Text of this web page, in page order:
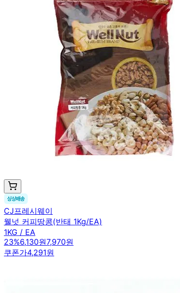
CJ프레시웨이
웰넛 커피땅콩(반태 1Kg/EA)
1KG / EA
23%6,130원7,970원
쿠폰가4,291원